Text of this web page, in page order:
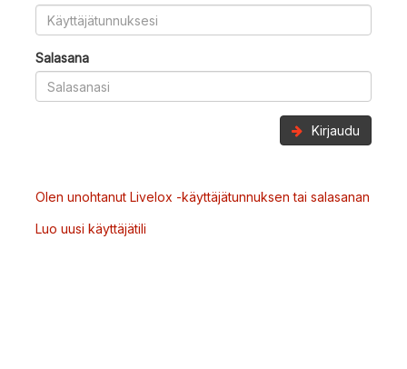
Salasana
Kirjaudu
Olen unohtanut Livelox -käyttäjätunnuksen tai salasanan
Luo uusi käyttäjätili